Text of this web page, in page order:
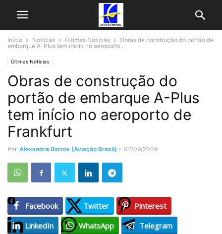
Início Notícias Últimas Noticias
Obras de construção do portão de
embarque A-Plus tem início no aeroporto...
Últimas Noticias
Obras de construção do
portão de embarque A-Plus
tem início no aeroporto de
Frankfurt
Por Alexandre Barros (Aviação Brasil) - 07/09/2009
Facebook Twitter
Pinterest
LinkedIn
WhatsApp
Telegram